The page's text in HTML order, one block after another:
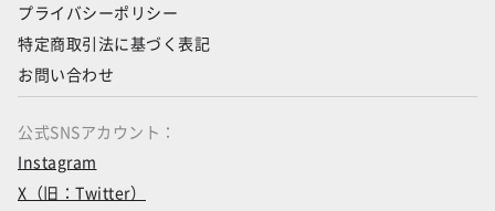
プライバシーポリシー
特定商取引法に基づく表記
お問い合わせ
公式SNSアカウント：
Instagram
X（旧：Twitter）